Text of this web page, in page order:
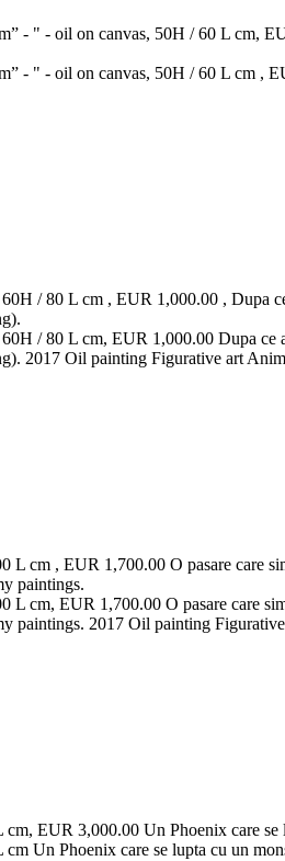
- " - oil on canvas, 50H / 60 L cm,
- " - oil on canvas, 50H / 60 L cm
/ 80 L cm , EUR 1,000.00 , Dupa
/ 80 L cm, EUR 1,000.00 Dupa
2017 Oil painting Figurative art
L cm , EUR 1,700.00 O pasare care
paintings.
L cm, EUR 1,700.00 O pasare care
paintings. 2017 Oil painting
EUR 3,000.00 Un Phoenix care
Un Phoenix care se lupta cu un